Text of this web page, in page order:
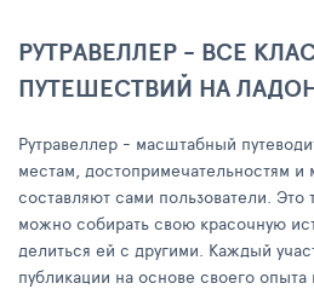
РУТРАВЕЛЛЕР - ВСЕ
ПУТЕШЕСТВИЙ НА
Рутравеллер - масштабный
местам, достопримечательностям
составляют сами пользователи. Это
можно собирать свою красочную
делиться ей с другими. Каждый
публикации на основе своего